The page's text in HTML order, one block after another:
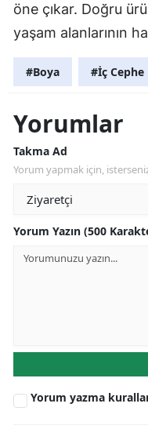
öne çıkar. Doğru
yaşam alanlarının
#Boya #İç Cephe
Yorumlar
Takma Ad
Yorum yapmak için,
Yorum Yazın (500
Yorum yazma